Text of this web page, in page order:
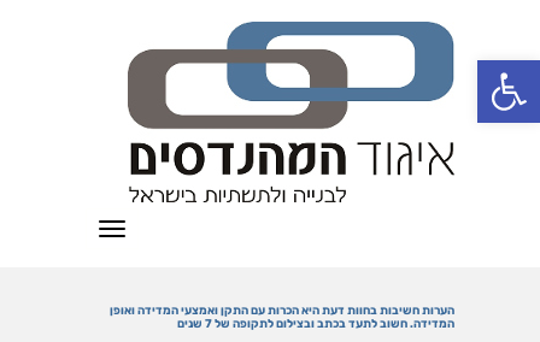
פתח סרגל נגישות
תפריט
הערות חשיבות בחוות דעת היא הכרות עם התקן ואמצעי המדידה ואופן
המדידה. חשוב לתעד בכתב ובצילום לתקופה של 7 שנים